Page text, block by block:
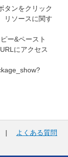
タンをクリック
リソースに関す
ー&ペースト
にアクセス
よくある質問